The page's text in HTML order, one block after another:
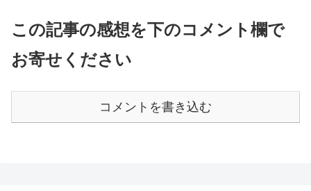
この記事の感想を下のコメント欄で
お寄せください
コメントを書き込む